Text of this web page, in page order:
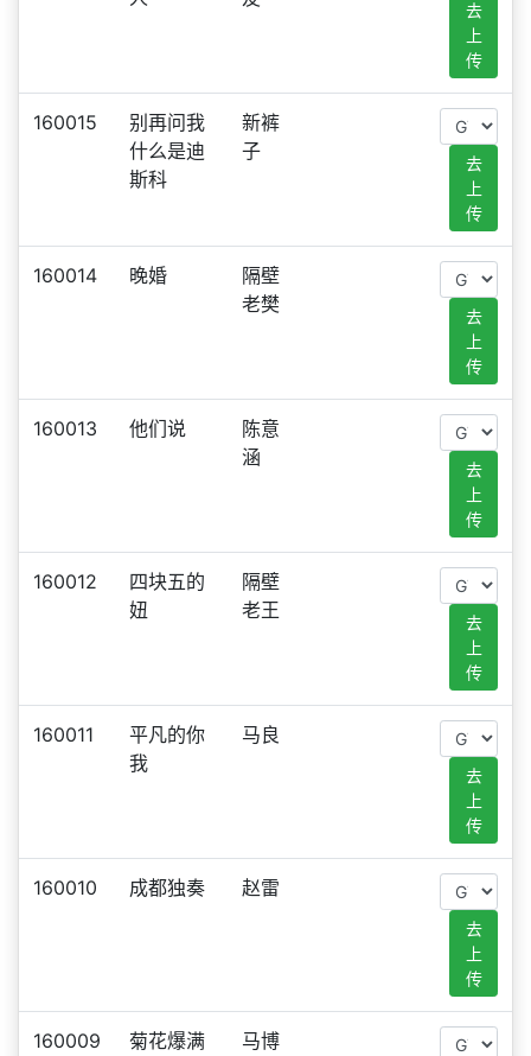
去
上
传
160015
别再问我
什么是迪
斯科
新裤
子
去
上
传
160014 晚婚
隔壁
老樊
去
上
传
160013 他们说
陈意
涵
去
上
传
160012
四块五的
妞
隔壁
老王
去
上
传
160011
平凡的你
我
马良
去
上
传
160010 成都独奏 赵雷
去
上
传
160009
菊花爆满
马博